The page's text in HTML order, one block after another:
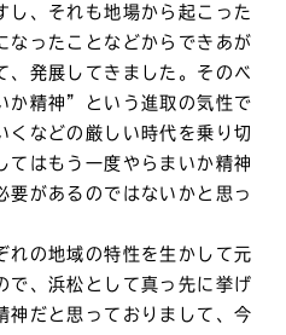
し、それも地場から起こった
なったことなどからできあが
、発展してきました。そのベ
か精神”という進取の気性で
くなどの厳しい時代を乗り切
てはもう一度やらまいか精神
要があるのではないかと思っ
れの地域の特性を生かして元
で、浜松として真っ先に挙げ
神だと思っておりまして、今